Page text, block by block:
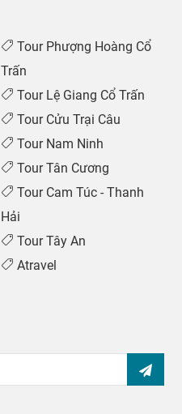
Tour Phượng Hoàng Cổ
Trấn
Tour Lệ Giang Cổ Trấn
Tour Cửu Trại Câu
Tour Nam Ninh
Tour Tân Cương
Tour Cam Túc - Thanh
Hải
Tour Tây An
Atravel